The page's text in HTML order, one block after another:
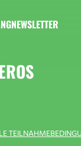
NEWSLETTER